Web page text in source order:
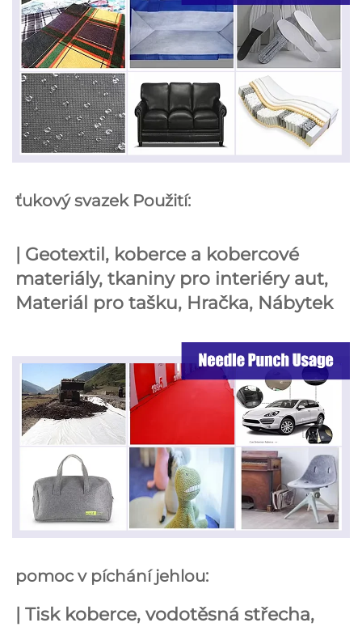
ťukový svazek Použití:
Geotextil, koberce a kobercové
Materiál pro tašku, Hračka, Nábytek
pomoc v píchání jehlou:
Tisk koberce, vodotěsná střecha,